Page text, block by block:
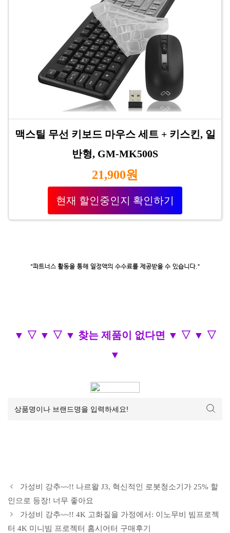
맥스틸 무선 키보드 마우스 세트 + 키스킨, 일
반형, GM-MK500S
21,900원
현재 할인중인지 확인하기
▼ ▽ ▼ ▽ ▼ 찾는 제품이 없다면 ▼ ▽ ▼ ▽
▼
가성비 강추~~!! 나르왈 J3, 혁신적인 로봇청소기가 25% 할
인으로 등장! 너무 좋아요
가성비 강추~~!! 4K 고화질을 가정에서: 이노무비 빔프로젝
터 4K 미니빔 프로젝터 홈시어터 구매후기